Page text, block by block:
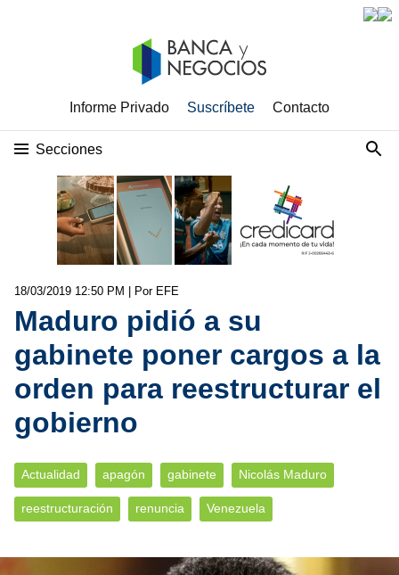
Informe Privado Suscríbete Contacto
Secciones
18/03/2019 12:50 PM | Por EFE
Maduro pidió a su
gabinete poner cargos a la
orden para reestructurar el
gobierno
Actualidad apagón gabinete Nicolás Maduro
reestructuración renuncia Venezuela